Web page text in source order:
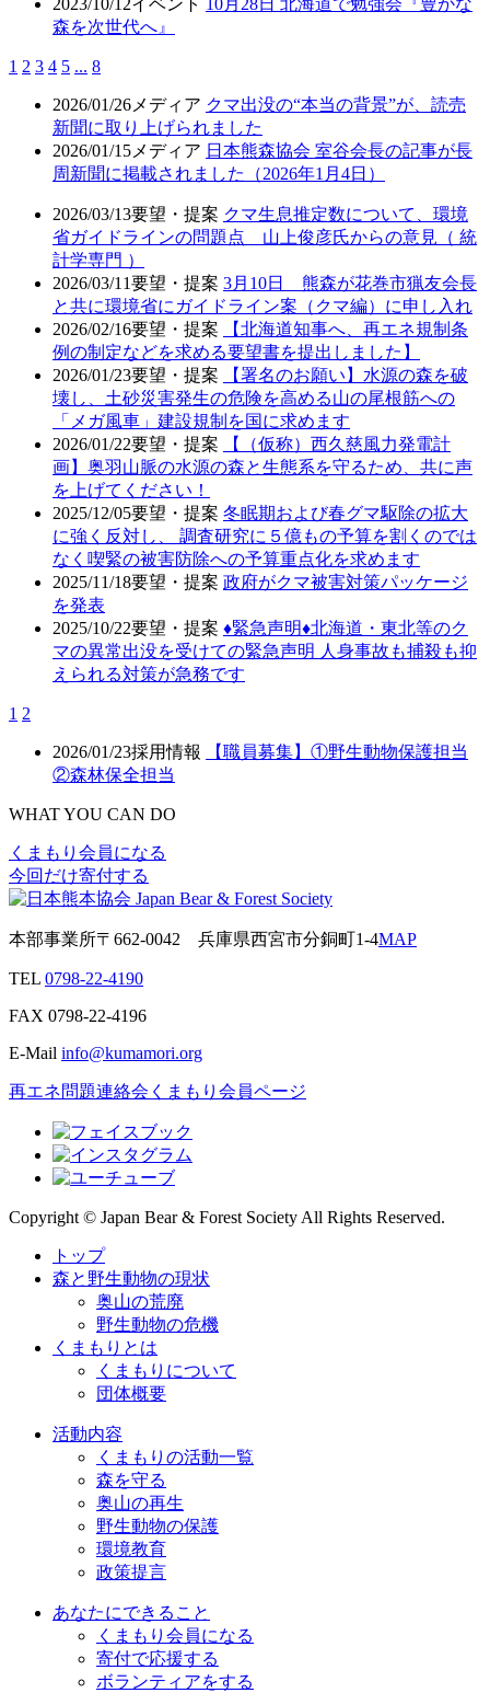
森を次世代へ』
1 2 3 4 5 ... 8
2026/01/26 メディア クマ出没の“本当の背景”が、読売
新聞に取り上げられました
2026/01/15 メディア 日本熊森協会 室谷会長の記事が長
周新聞に掲載されました（2026年1月4日）
2026/03/13要望・提案 クマ生息推定数について、環境
省ガイドラインの問題点 山上俊彦氏からの意見（ 統
計学専門 ）
2026/03/11要望・提案 3月10日 熊森が花巻市猟友会長
と共に環境省にガイドライン案（クマ編）に申し入れ
2026/02/16要望・提案
【北海道知事へ、再エネ規制条
例の制定などを求める要望書を提出しました】
2026/01/23要望・提案
【署名のお願い】水源の森を破
壊し、土砂災害発生の危険を高める山の尾根筋への
「メガ風車」建設規制を国に求めます
2026/01/22要望・提案
【（仮称）西久慈風力発電計
画】奥羽山脈の水源の森と生態系を守るため、共に声
を上げてください！
2025/12/05要望・提案 冬眠期および春グマ駆除の拡大
に強く反対し、 調査研究に５億もの予算を割くのでは
なく喫緊の被害防除への予算重点化を求めます
2025/11/18要望・提案 政府がクマ被害対策パッケージ
を発表
2025/10/22要望・提案 ♦️緊急声明♦️北海道・東北等のク
マの異常出没を受けての緊急声明 人身事故も捕殺も抑
えられる対策が急務です
1 2
2026/01/23採用情報
【職員募集】①野生動物保護担当
②森林保全担当
WHAT YOU CAN DO
くまもり会員になる
今回だけ寄付する
本部事業所〒662-0042 兵庫県西宮市分銅町1-4MAP
TEL 0798-22-4190
FAX 0798-22-4196
E-Mail info@kumamori.org
再エネ問題連絡会 くまもり会員ページ
Copyright © Japan Bear & Forest Society All Rights Reserved.
トップ
森と野生動物の現状
奥山の荒廃
野生動物の危機
くまもりとは
くまもりについて
団体概要
活動内容
くまもりの活動一覧
森を守る
奥山の再生
野生動物の保護
環境教育
政策提言
あなたにできること
くまもり会員になる
寄付で応援する
ボランティアをする